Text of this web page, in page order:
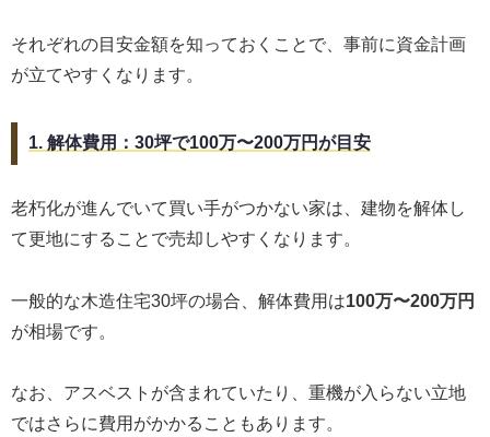
それぞれの目安金額を知っておくことで、事前に資金計画
が立てやすくなります。
1. 解体費用：30坪で100万〜200万円が目安
老朽化が進んでいて買い手がつかない家は、建物を解体し
て更地にすることで売却しやすくなります。
一般的な木造住宅30坪の場合、解体費用は100万〜200万円
が相場です。
なお、アスベストが含まれていたり、重機が入らない立地
ではさらに費用がかかることもあります。